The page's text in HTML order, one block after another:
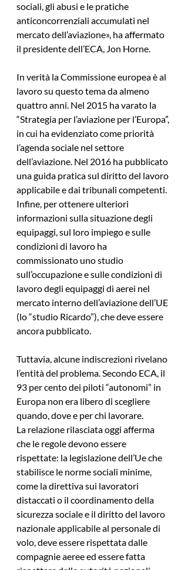
sociali, gli abusi e le pratiche
anticoncorrenziali accumulati nel
mercato dell’aviazione», ha affermato
il presidente dell’ECA, Jon Horne.
In verità la Commissione europea è al
lavoro su questo tema da almeno
quattro anni. Nel 2015 ha varato la
“Strategia per l’aviazione per l’Europa”,
in cui ha evidenziato come priorità
l’agenda sociale nel settore
dell’aviazione. Nel 2016 ha pubblicato
una guida pratica sul diritto del lavoro
applicabile e dai tribunali competenti.
Infine, per ottenere ulteriori
informazioni sulla situazione degli
equipaggi, sul loro impiego e sulle
condizioni di lavoro ha
commissionato uno studio
sull’occupazione e sulle condizioni di
lavoro degli equipaggi di aerei nel
mercato interno dell’aviazione dell’UE
(lo “studio Ricardo”), che deve essere
ancora pubblicato.
Tuttavia, alcune indiscrezioni rivelano
l’entità del problema. Secondo ECA, il
93 per cento dei piloti “autonomi” in
Europa non era libero di scegliere
quando, dove e per chi lavorare.
La relazione rilasciata oggi afferma
che le regole devono essere
rispettate: la legislazione dell’Ue che
stabilisce le norme sociali minime,
come la direttiva sui lavoratori
distaccati o il coordinamento della
sicurezza sociale e il diritto del lavoro
nazionale applicabile al personale di
volo, deve essere rispettata dalle
compagnie aeree ed essere fatta